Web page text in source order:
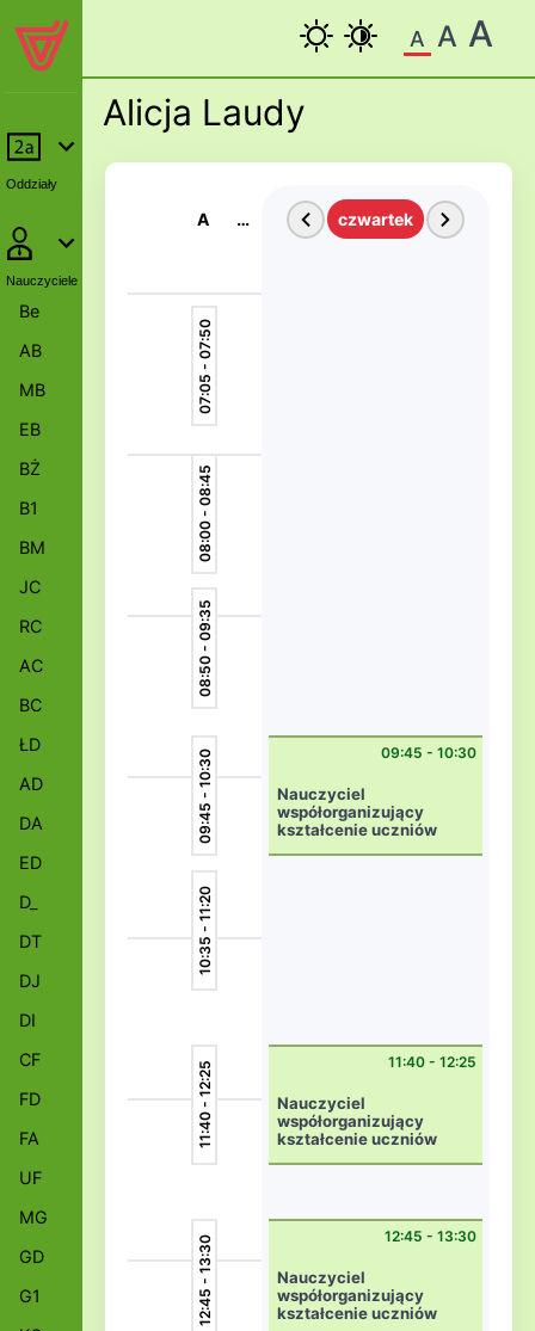
Oddziały
Nauczyciele
Be
AB
MB
EB
BŻ
B1
BM
JC
RC
AC
BC
ŁD
AD
DA
ED
D_
DT
DJ
DI
CF
FD
FA
UF
MG
GD
G1
A A A
Alicja Laudy
A
07:05 - 07:50
08:00 - 08:45
08:50 - 09:35
09:45 - 10:30
10:35 - 11:20
11:40 - 12:25
12:45 - 13:30
Ś
czwartek
09:45 - 10:30
Nauczyciel
współorganizujący
kształcenie uczniów
11:40 - 12:25
Nauczyciel
współorganizujący
kształcenie uczniów
12:45 - 13:30
Nauczyciel
współorganizujący
kształcenie uczniów